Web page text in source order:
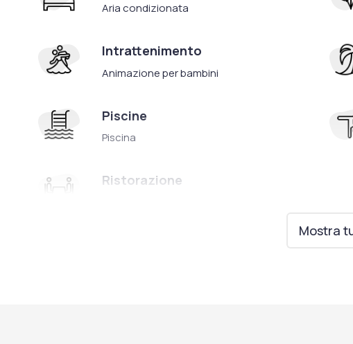
Aria condizionata
Intrattenimento
Animazione per bambini
Piscine
Piscina
Ristorazione
Mostra